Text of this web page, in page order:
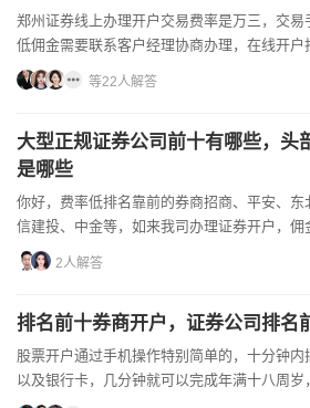
郑州证券线上办理开户交易费率是万三，交易
低佣金需要联系客户经理协商办理，在线开
码，开户要求满足18周岁，准备好自己的身份
等22人解答
大型正规证券公司前十有哪些，头
是哪些
你好，费率低排名靠前的券商招商、平安、
信建投、中金等，如来我司办理证券开户，
开户前提前右上角微信电话联系，谈好费率优
2人解答
排名前十券商开户，证券公司排名
股票开户通过手机操作特别简单的，十分钟
以及银行卡，几分钟就可以完成年满十八周
可以办理。目前我司开户都是特价！找我立刻